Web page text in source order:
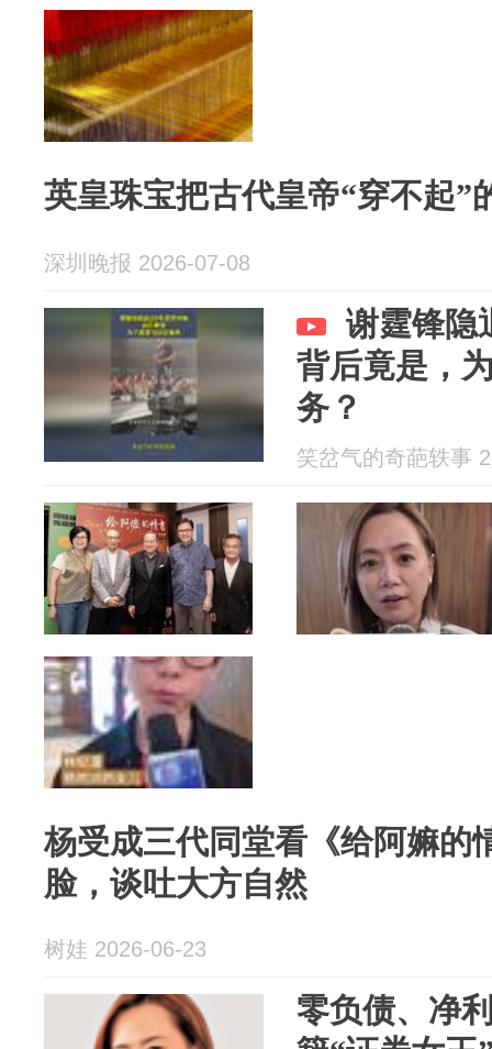
英皇珠宝把古代皇帝“穿不起”
深圳晚报 2026-07-08
谢霆锋隐
背后竟是，
务？
笑岔气的奇葩轶事
杨受成三代同堂看《给阿嫲的
脸，谈吐大方自然
树娃 2026-06-23
零负债、净